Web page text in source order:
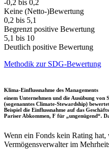
-0,2 bis 0,2
Keine (Netto-)Bewertung
0,2 bis 5,1
Begrenzt positive Bewertung
5,1 bis 10
Deutlich positive Bewertung
Methodik zur SDG-Bewertung
Klima-Einflussnahme des Managements
einem Unternehmen und die Ausübung
(sogenanntes Climate-Stewardship)
Beispiel die Einflussnahme auf das
Pariser Abkommen, F für „ungenügend“.
Wenn ein Fonds kein Rating
Vermögensverwalter im